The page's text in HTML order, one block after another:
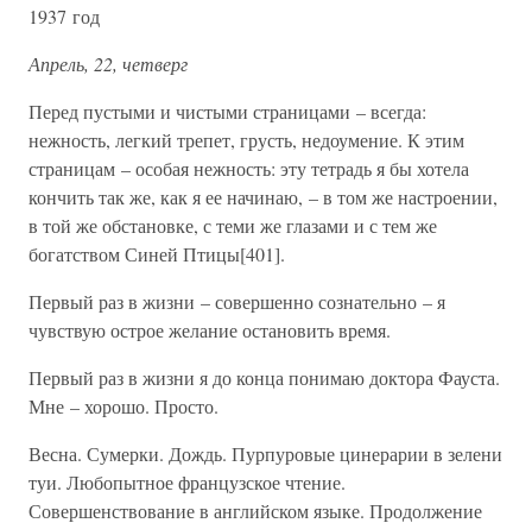
1937 год
Апрель, 22, четверг
Перед пустыми и чистыми страницами – всегда:
нежность, легкий трепет, грусть, недоумение. К этим
страницам – особая нежность: эту тетрадь я бы хотела
кончить так же, как я ее начинаю, – в том же настроении,
в той же обстановке, с теми же глазами и с тем же
богатством Синей Птицы[401].
Первый раз в жизни – совершенно сознательно – я
чувствую острое желание остановить время.
Первый раз в жизни я до конца понимаю доктора Фауста.
Мне – хорошо. Просто.
Весна. Сумерки. Дождь. Пурпуровые цинерарии в зелени
туи. Любопытное французское чтение.
Совершенствование в английском языке. Продолжение